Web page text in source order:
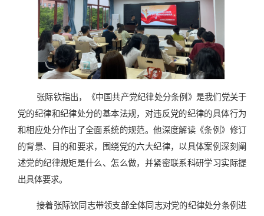
张际钦指出，《中国共产党纪律处分条例》是我们党关于
党的纪律和纪律处分的基本法规，对违反党的纪律的具体行为
和相应处分作出了全面系统的规范。他深度解读《条例》修订
的背景、目的和要求，围绕党的六大纪律，以具体案例深刻阐
述党的纪律规矩是什么、怎么做，并紧密联系科研学习实际提
出具体要求。
接着张际钦同志带领支部全体同志对党的纪律处分条例进